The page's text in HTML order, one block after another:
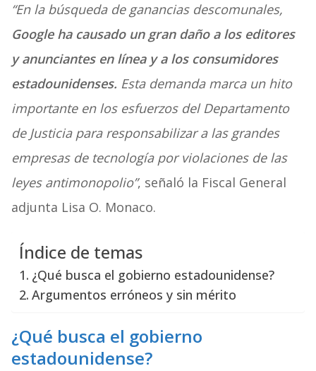
“En la búsqueda de ganancias descomunales,
Google ha causado un gran daño a los editores
y anunciantes en línea y a los consumidores
estadounidenses. Esta demanda marca un hito
importante en los esfuerzos del Departamento
de Justicia para responsabilizar a las grandes
empresas de tecnología por violaciones de las
leyes antimonopolio”, señaló la Fiscal General
adjunta Lisa O. Monaco.
Índice de temas
¿Qué busca el gobierno estadounidense?
Argumentos erróneos y sin mérito
¿Qué busca el gobierno
estadounidense?